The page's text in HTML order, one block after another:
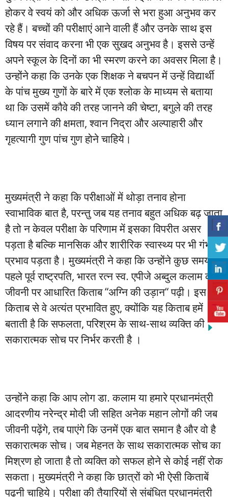
होकर वे स्वयं को और अधिक ऊर्जा से भरा हुआ अनुभव कर
रहे हैं। बच्चों की परीक्षाएं आने वाली हैं और उनके साथ इस
विषय पर संवाद करना भी एक सुखद अनुभव है। इससे उन्हें
अपने स्कूल के दिनों का भी स्मरण करने का अवसर मिला है।
उन्होंने कहा कि उनके एक शिक्षक ने बचपन में उन्हें विद्यार्थी
के पांच मुख्य गुणों के बारे में एक श्लोक के माध्यम से बताया
था कि उसमें कौवे की तरह जानने की चेष्टा, बगुले की तरह
ध्यान लगाने की क्षमता, श्वान निद्रा और अल्पाहारी और
गृहत्यागी गुण पांच गुण होने चाहिये।
मुख्यमंत्री ने कहा कि परीक्षाओं में थोड़ा तनाव होना
स्वाभाविक बात है, परन्तु जब यह तनाव बहुत अधिक बढ़ जाता
है तो न केवल परीक्षा के परिणाम में इसका विपरीत असर
पड़ता है बल्कि मानसिक और शारीरिक स्वास्थ्य पर भी गंभीर
प्रभाव पड़ता है। मुख्यमंत्री ने कहा कि उन्होंने कुछ समय
पहले पूर्व राष्ट्रपति, भारत रत्न स्व. एपीजे अब्दुल कलाम की
जीवनी पर आधारित किताब “अग्नि की उड़ान“ पढ़ी। इस
किताब से वे अत्यंत प्रभावित हुए, क्योंकि यह किताब हमें
बताती है कि सफलता, परिश्रम के साथ-साथ व्यक्ति की
सकारात्मक सोच पर निर्भर करती है ।
उन्होंने कहा कि आप लोग डा. कलाम या हमारे प्रधानमंत्री
आदरणीय नरेन्द्र मोदी जी सहित अनेक महान लोगों की जब
जीवनी पढ़ेंगे, तब पाएंगे कि उनमें एक बात समान है और वो है
सकारात्मक सोच। जब मेहनत के साथ सकारात्मक सोच का
मिश्रण हो जाता है तो व्यक्ति को सफल होने से कोई नहीं रोक
सकता। मुख्यमंत्री ने कहा कि छात्रों को भी ऐसी किताबें
पढ़नी चाहिये। परीक्षा की तैयारियों से संबंधित प्रधानमंत्री